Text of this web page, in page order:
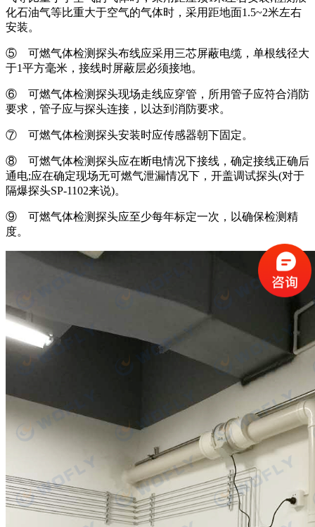
化石油气等比重大于空气的气体时，采用距地面1.5~2米左右
安装。
⑤ 可燃气体检测探头布线应采用三芯屏蔽电缆，单根线径大
于1平方毫米，接线时屏蔽层必须接地。
⑥ 可燃气体检测探头现场走线应穿管，所用管子应符合消防
要求，管子应与探头连接，以达到消防要求。
⑦ 可燃气体检测探头安装时应传感器朝下固定。
⑧ 可燃气体检测探头应在断电情况下接线，确定接线正确后
通电;应在确定现场无可燃气泄漏情况下，开盖调试探头(对于
隔爆探头SP-1102来说)。
⑨ 可燃气体检测探头应至少每年标定一次，以确保检测精
度。